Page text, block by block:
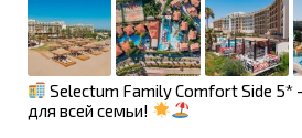
Selectum Family Comfort Side 5*
для всей семьи!